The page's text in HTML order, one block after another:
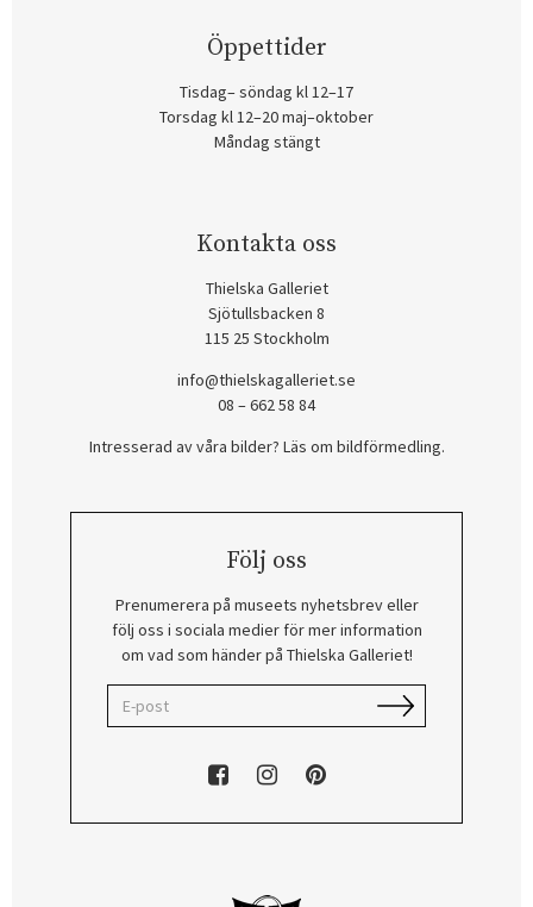
Öppettider
Tisdag– söndag kl 12–17
Torsdag kl 12–20 maj–oktober
Måndag stängt
Kontakta oss
Thielska Galleriet
Sjötullsbacken 8
115 25 Stockholm
info@thielskagalleriet.se
08 – 662 58 84
Intresserad av våra bilder? Läs om bildförmedling.
Följ oss
Prenumerera på museets nyhetsbrev eller
följ oss i sociala medier för mer information
om vad som händer på Thielska Galleriet!